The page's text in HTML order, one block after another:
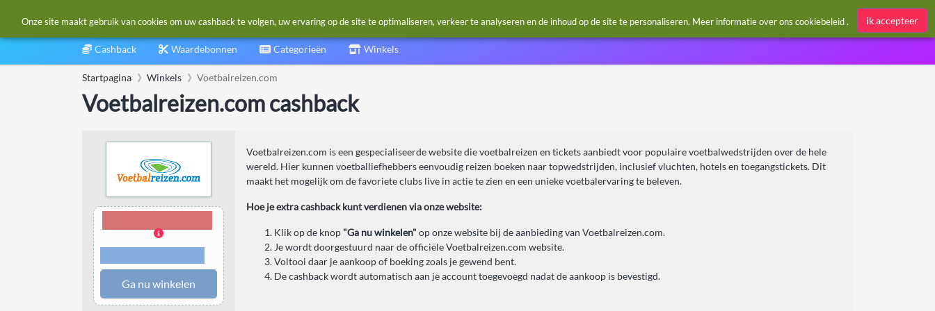
Aanmelden / Register
Cashback Waardebonnen Categorieën Winkels
Startpagina Winkels Voetbalreizen.com
Voetbalreizen.com cashback
Voetbalreizen.com is een gespecialiseerde website die voetbalreizen en tickets aanbiedt voor populaire voetbalwedstrijden over de hele
wereld. Hier kunnen voetballiefhebbers eenvoudig reizen boeken naar topwedstrijden, inclusief vluchten, hotels en toegangstickets. Dit
maakt het mogelijk om de favoriete clubs live in actie te zien en een unieke voetbalervaring te beleven.
Hoe je extra cashback kunt verdienen via onze website:
Klik op de knop "Ga nu winkelen" op onze website bij de aanbieding van Voetbalreizen.com.
Je wordt doorgestuurd naar de officiële Voetbalreizen.com website.
Voltooi daar je aankoop of boeking zoals je gewend bent.
De cashback wordt automatisch aan je account toegevoegd nadat de aankoop is bevestigd.
Voorwaarden en
Ga nu winkelen
Onze site maakt gebruik van cookies om uw cashback te volgen, uw ervaring op de site te optimaliseren, verkeer te analyseren en de inhoud op de site te personaliseren. Meer informatie over ons cookiebeleid. ik accepteer